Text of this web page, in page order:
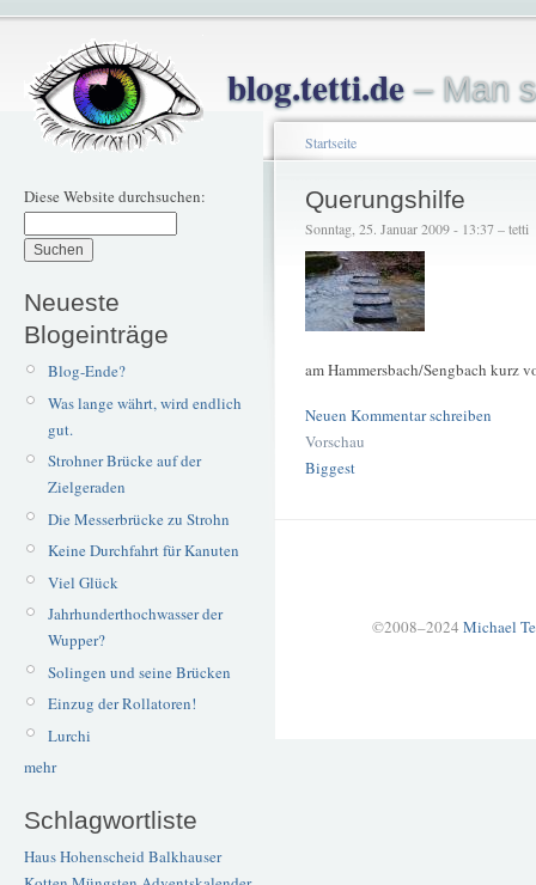
blog.tetti.de– Man
Diese Website durchsuchen:
Neueste
Blogeinträge
Blog-Ende?
Was lange währt, wird endlich
gut.
Strohner Brücke auf der
Zielgeraden
Die Messerbrücke zu Strohn
Keine Durchfahrt für Kanuten
Viel Glück
Jahrhunderthochwasser der
Wupper?
Solingen und seine Brücken
Einzug der Rollatoren!
Lurchi
mehr
Schlagwortliste
Haus Hohenscheid Balkhauser
Startseite
Querungshilfe
Sonntag, 25. Januar 2009 - 13:37 – tetti
am Hammersbach/Sengbach kurz
Neuen Kommentar schreiben
Vorschau
Biggest
©2008–2024 Michael